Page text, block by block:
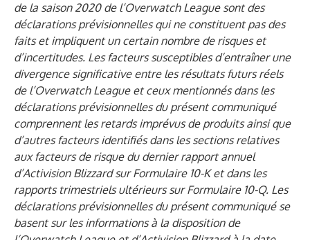
de la saison 2020 de l’Overwatch League sont des
déclarations prévisionnelles qui ne constituent pas des
faits et impliquent un certain nombre de risques et
d’incertitudes. Les facteurs susceptibles d’entraîner une
divergence significative entre les résultats futurs réels
de l’Overwatch League et ceux mentionnés dans les
déclarations prévisionnelles du présent communiqué
comprennent les retards imprévus de produits ainsi que
d’autres facteurs identifiés dans les sections relatives
aux facteurs de risque du dernier rapport annuel
d’Activision Blizzard sur Formulaire 10-K et dans les
rapports trimestriels ultérieurs sur Formulaire 10-Q. Les
déclarations prévisionnelles du présent communiqué se
basent sur les informations à la disposition de